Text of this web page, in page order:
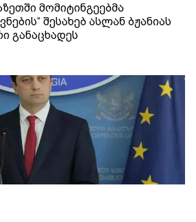
მომიტინგეებმა
შესახებ ასლან ბჟანიას
განაცხადეს